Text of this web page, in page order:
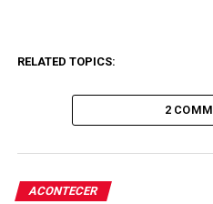
RELATED TOPICS:
2
ACONTECER